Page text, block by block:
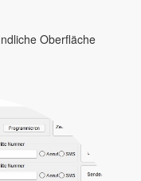
Oberfläche